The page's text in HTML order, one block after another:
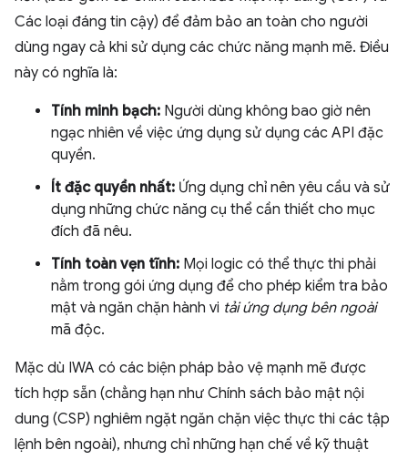
Các loại đáng tin cậy) để đảm bảo an toàn cho người
dùng ngay cả khi sử dụng các chức năng mạnh mẽ. Điều
này có nghĩa là:
Tính minh bạch: Người dùng không bao giờ nên
ngạc nhiên về việc ứng dụng sử dụng các API đặc
quyền.
Ít đặc quyền nhất: Ứng dụng chỉ nên yêu cầu và sử
dụng những chức năng cụ thể cần thiết cho mục
đích đã nêu.
Tính toàn vẹn tĩnh: Mọi logic có thể thực thi phải
nằm trong gói ứng dụng để cho phép kiểm tra bảo
mật và ngăn chặn hành vi tải ứng dụng bên ngoài
mã độc.
Mặc dù IWA có các biện pháp bảo vệ mạnh mẽ được
tích hợp sẵn (chẳng hạn như Chính sách bảo mật nội
dung (CSP) nghiêm ngặt ngăn chặn việc thực thi các tập
lệnh bên ngoài), nhưng chỉ những hạn chế về kỹ thuật